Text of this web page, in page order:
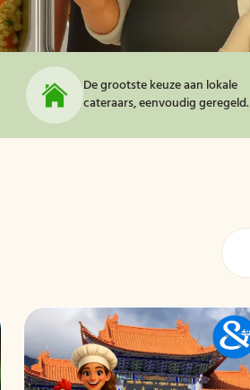
De grootste keuze aan lokale
cateraars, eenvoudig geregeld.